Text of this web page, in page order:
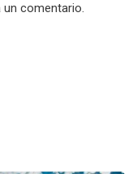
un comentario.